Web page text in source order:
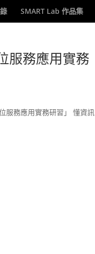
SMART Lab 作品集
服務應用實務
服務應用實務研習」 懂資訊